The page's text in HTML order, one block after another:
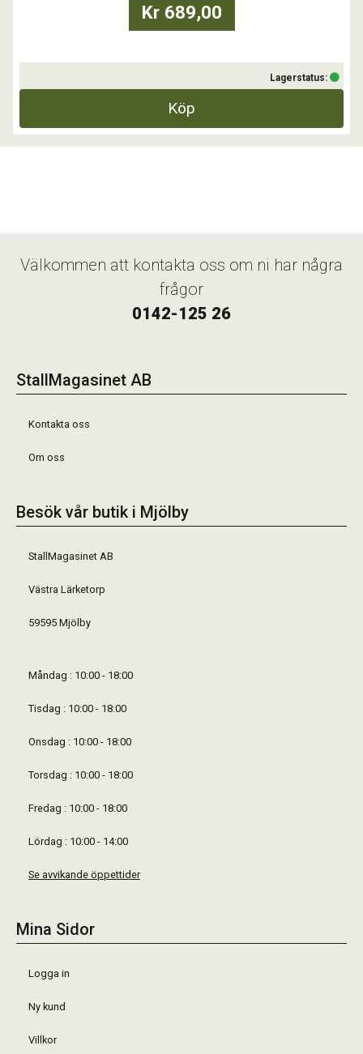
Kr 689,00
Lagerstatus:
Köp
Välkommen att kontakta oss om ni har några
frågor
0142-125 26
StallMagasinet AB
Kontakta oss
Om oss
Besök vår butik i Mjölby
StallMagasinet AB
Västra Lärketorp
59595 Mjölby
Måndag : 10:00 - 18:00
Tisdag : 10:00 - 18:00
Onsdag : 10:00 - 18:00
Torsdag : 10:00 - 18:00
Fredag : 10:00 - 18:00
Lördag : 10:00 - 14:00
Se avvikande öppettider
Mina Sidor
Logga in
Ny kund
Villkor